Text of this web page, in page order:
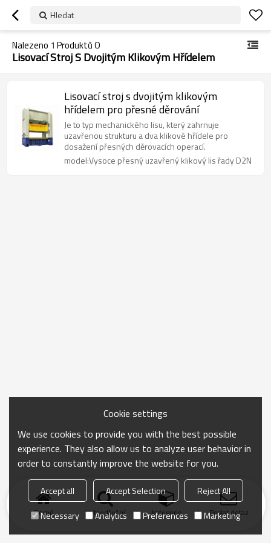
Hledat
Nalezeno 1 Produktů O
Lisovací Stroj S Dvojitým Klikovým Hřídelem
Lisovací stroj s dvojitým klikovým
hřídelem pro přesné děrování
Je to typ mechanického lisu, který zahrnuje
uzavřenou strukturu a dva klikové hřídele pro
dosažení přesných děrovacích operací.
model:Vysoce přesný uzavřený klikový lis řady D2N
Domů Vyhledávání kategorie Poslat dotaz
Cookie settings
We use cookies to provide you with the best possible
experience. They also allow us to analyze user behavior in
order to constantly improve the website for you.
Accept all Accept Selection
Reject All
Necessary
Analytics Preferences Marketing